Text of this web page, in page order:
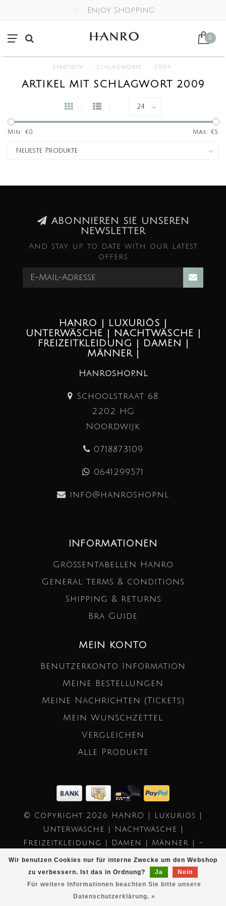
Enjoy Shopping
0
Startseite Schlagworte 2009
ARTIKEL MIT SCHLAGWORT 2009
Min: €0 Max: €5
Wir benutzen Cookies nur für interne Zwecke um den Webshop
zu verbessern. Ist das in Ordnung?
Ja
Nein
Für weitere Informationen beachten Sie bitte unsere
Datenschutzerklärung. »
ABONNIEREN SIE UNSEREN
NEWSLETTER
And stay up to date with our latest
offers
HANRO | LUXURIÖS |
UNTERWÄSCHE | NACHTWÄSCHE |
FREIZEITKLEIDUNG | DAMEN |
MÄNNER |
Hanroshop.nl
Schoolstraat 68
2202 HG
Noordwijk
0718873109
0641299571
info@hanroshop.nl
INFORMATIONEN
Größentabellen Hanro
General terms & conditions
Shipping & returns
Bra Guide
MEIN KONTO
Benutzerkonto Information
Meine Bestellungen
Meine Nachrichten (Tickets)
Mein Wunschzettel
Vergleichen
Alle Produkte
© Copyright 2026 HANRO | Luxuriös |
Unterwäsche | Nachtwäsche |
Freizeitkleidung | Damen | Männer | -
Powered by
Lightspeed
- Theme by
Dyvelopment